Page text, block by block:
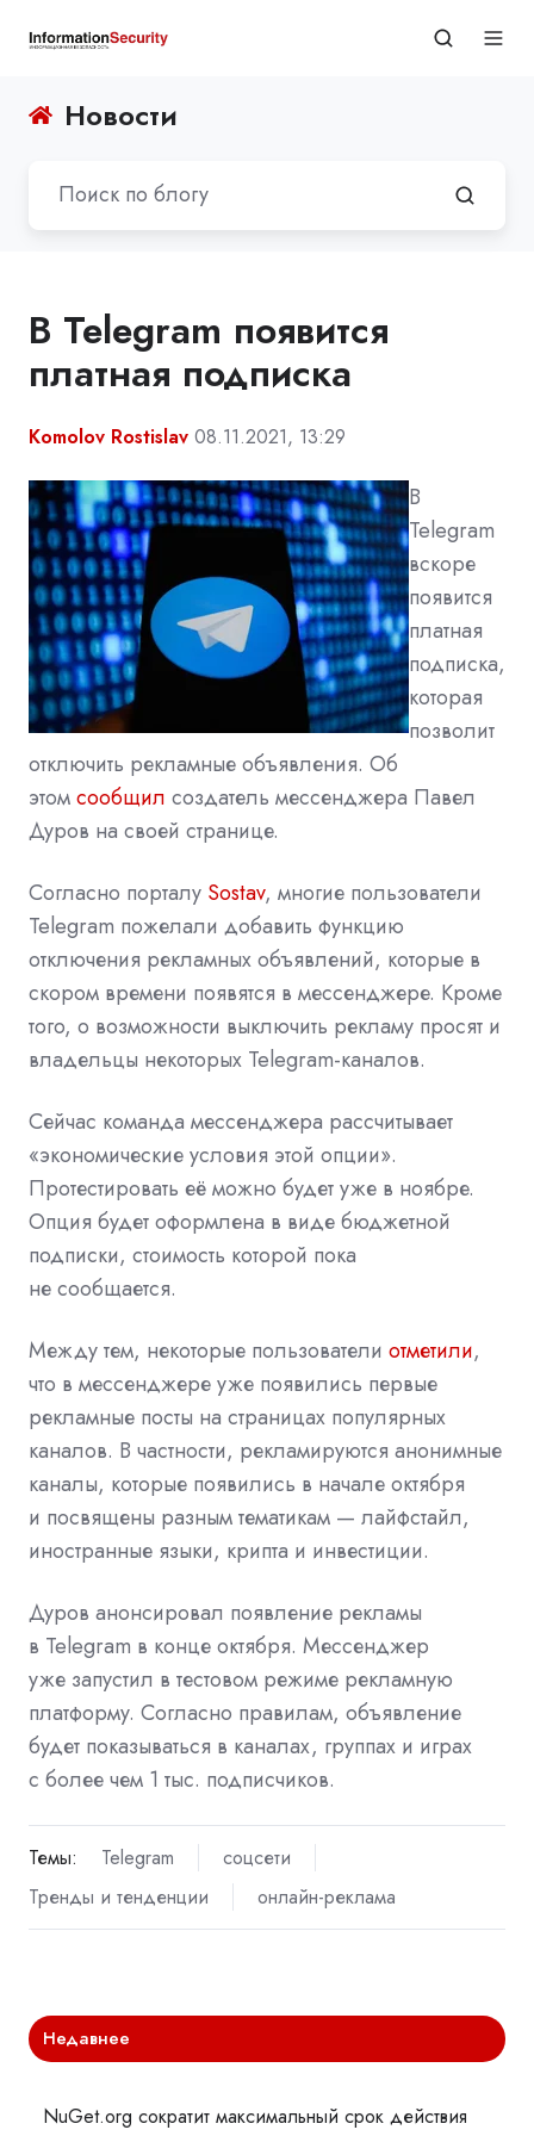
Новости
В Telegram появится
платная подписка
Komolov Rostislav 08.11.2021, 13:29
В
Telegram
вскоре
появится
платная
подписка,
которая
позволит
отключить рекламные объявления. Об
этомсообщил создатель мессенджера Павел
Дуров на своей странице.
Согласно порталу Sostav, многие пользователи
Telegram пожелали добавить функцию
отключения рекламных объявлений, которые в
скором времени появятся в мессенджере. Кроме
того, о возможности выключить рекламу просят и
владельцы некоторых Telegram-каналов.
Сейчас команда мессенджера рассчитывает
«экономические условия этой опции».
Протестировать её можно будет уже в ноябре.
Опция будет оформлена в виде бюджетной
подписки, стоимость которой пока
не сообщается.
Между тем, некоторые пользователи отметили,
что в мессенджере уже появились первые
рекламные посты на страницах популярных
каналов. В частности, рекламируются анонимные
каналы, которые появились в начале октября
и посвящены разным тематикам — лайфстайл,
иностранные языки, крипта и инвестиции.
Дуров анонсировал появление рекламы
в Telegram в конце октября. Мессенджер
уже запустил в тестовом режиме рекламную
платформу. Согласно правилам, объявление
будет показываться в каналах, группах и играх
с более чем 1 тыс. подписчиков.
Темы: Telegram
соцсети
Тренды и тенденции
онлайн-реклама
Недавнее
NuGet.org сократит максимальный срок действия